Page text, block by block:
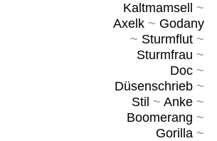
Kaltmamsell
~
Axelk~ Godany
~ Sturmflut~
Sturmfrau ~
Doc~
Düsenschrieb~
Stil ~ Anke~
Boomerang ~
Gorilla~